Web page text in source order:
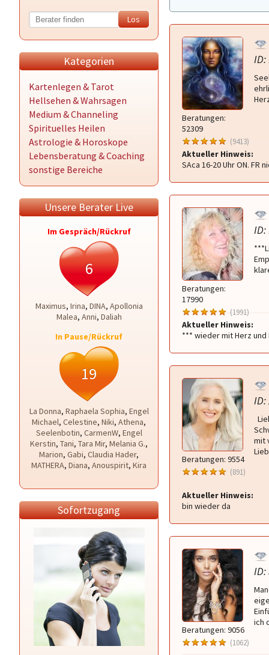
Kategorien
Kartenlegen & Tarot
Hellsehen & Wahrsagen
Medium & Channeling
Spirituelles Heilen
Astrologie & Horoskope
Lebensberatung & Coaching
sonstige Bereiche
Unsere Berater Live
Im Gespräch/Rückruf
6
Maximus, Irina, DINA, Apollonia
Malea, Anni, Daliah
In Pause/Rückruf
19
La Donna, Raphaela Sophia, Engel
Michael, Celestine, Niki, Athena,
Seelenbotin, CarmenW, Engel
Kerstin, Tani, Tara Mir, Melania G.,
Marion, Gabi, Claudia Hader,
MATHERA, Diana, Anouspirit, Kira
Sofortzugang
Beratungen:
52309
(9413)
ID:
Aktueller Hinweis:
SAca 16-20 Uhr ON. FR
Beratungen:
17990
(1991)
ID:
Aktueller Hinweis:
*** wieder mit Herz und
Beratungen: 9554
(891)
ID:
mit
Aktueller Hinweis:
bin wieder da
Beratungen: 9056
(1062)
ID:
ich